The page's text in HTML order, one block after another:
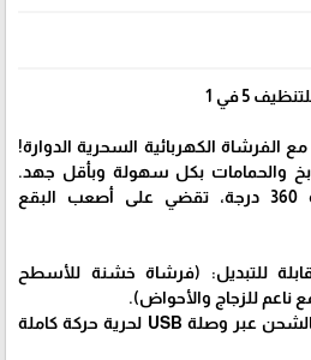
5 في 1
الفرشاة الكهربائية السحرية الدوارة!
والحمامات بكل سهولة وبأقل جهد.
بفضل قوتها الدوارة بزاوية 360 درجة، تقضي على أصعب البقع
رؤوس قابلة للتبديل: (فرشاة خشنة للأسطح
ناعم للزجاج والأحواض).
تصميم لاسلكي مريح: تعمل بالشحن عبر وصلة USB لحرية حركة كاملة